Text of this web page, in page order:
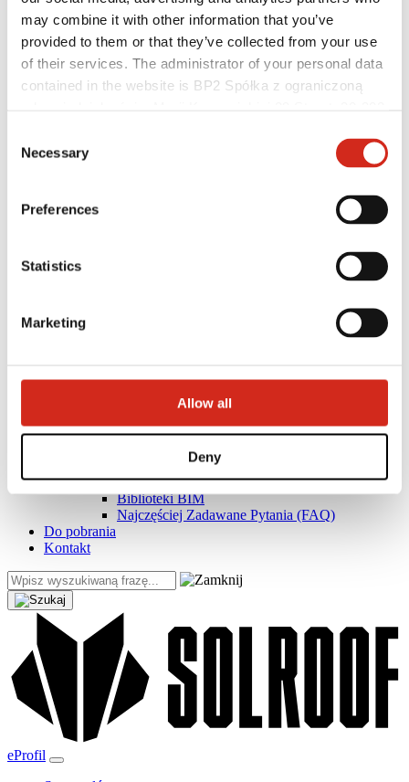
may combine it with other information that you’ve
provided to them or that they’ve collected from your use
of their services. The administrator of your personal data
contained in the website is BP2 Spółka z ograniczoną
121387608.
Selection
Necessary
Preferences
Statistics
Marketing
Allow all
Deny
Architekci
Biblioteka BIM
Plugin Revit BP2
Powłoki, kolorystyka i gwarancje
Rejestracja gwarancji
Pliki do pobrania
Baza wiedzy
Znajdź wykonawcę
Gdzie kupić?
Biblioteki BIM
Najczęściej Zadawane Pytania (FAQ)
Do pobrania
Kontakt
eProfil